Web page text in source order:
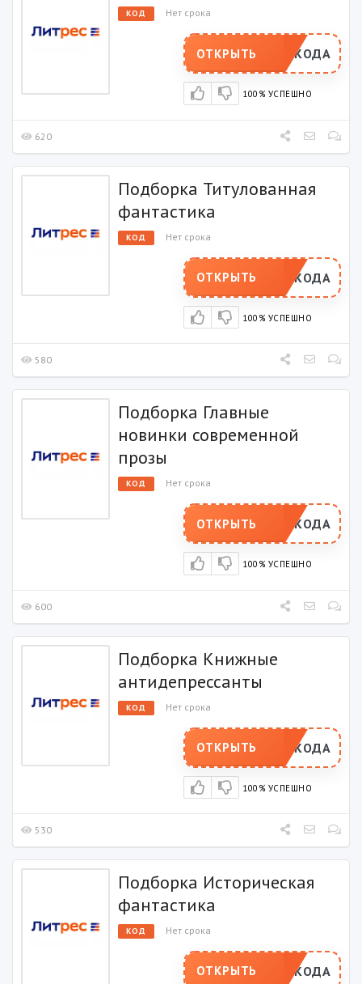
КОД Нет срока
РОМОКОДА
ОТКРЫТЬ
100% УСПЕШНО
620
Подборка Титулованная
фантастика
КОД Нет срока
РОМОКОДА
ОТКРЫТЬ
100% УСПЕШНО
580
Подборка Главные
новинки современной
прозы
КОД Нет срока
РОМОКОДА
ОТКРЫТЬ
100% УСПЕШНО
600
Подборка Книжные
антидепрессанты
КОД Нет срока
РОМОКОДА
ОТКРЫТЬ
100% УСПЕШНО
530
Подборка Историческая
фантастика
КОД Нет срока
РОМОКОДА
ОТКРЫТЬ